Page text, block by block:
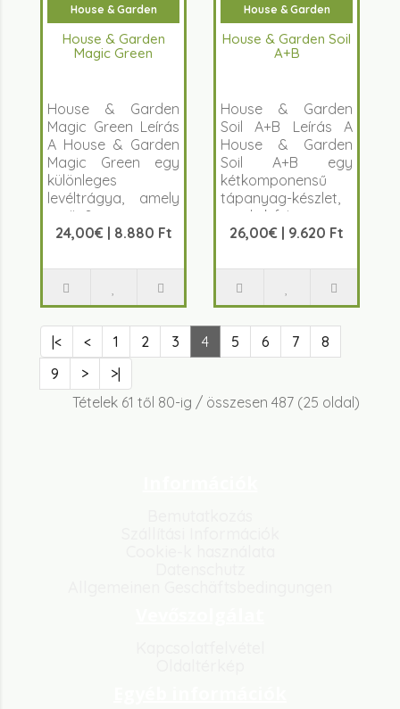
House & Garden
House & Garden
Magic Green
House & Garden
Magic Green Leírás
A House & Garden
Magic Green egy
különleges
levéltrágya, amely
a növ&..
24,00€ | 8.880 Ft
House & Garden
House & Garden Soil
A+B
House & Garden
Soil A+B Leírás A
House & Garden
Soil A+B egy
kétkomponensű
tápanyag-készlet,
amely kifejezetten..
26,00€ | 9.620 Ft
|< < 1 2 3 4 5 6 7
8
9
>
>|
Tételek 61 től 80-ig / összesen 487 (25 oldal)